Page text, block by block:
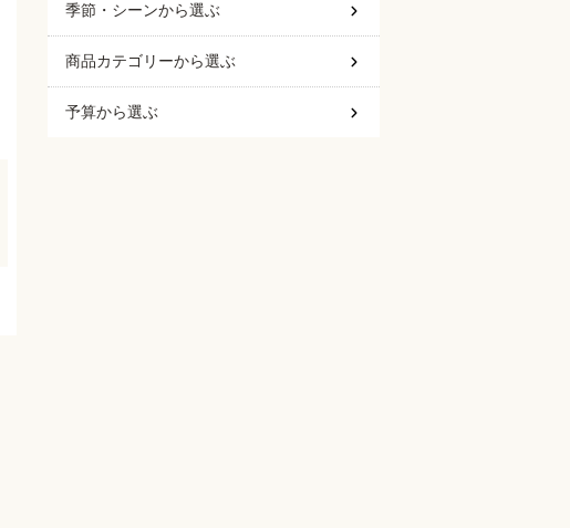
季節・シーンから選ぶ
商品カテゴリーから選ぶ
予算から選ぶ